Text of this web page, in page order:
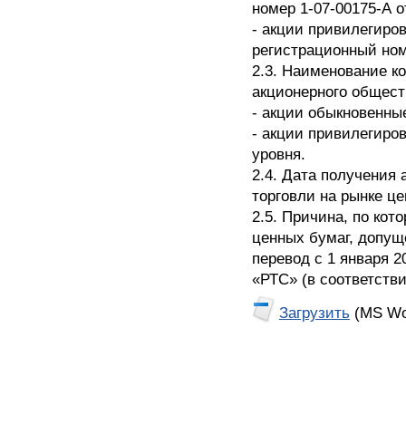
номер 1-07-00175-А
- акции
регистрационный
2.3. Наименование
акционерного
- акции
- акции
уровня.
2.4. Дата получения
торговли на рынке
2.5. Причина, по
ценных бумаг,
перевод с 1 января
«РТС» (в
Загрузить (MS